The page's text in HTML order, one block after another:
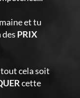
et tu
des PRIX
cela soit
cette